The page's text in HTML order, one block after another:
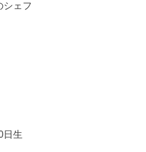
シェフ
日生